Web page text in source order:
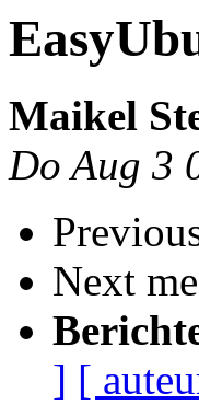
Maikel
Do Aug 3
Next
] [